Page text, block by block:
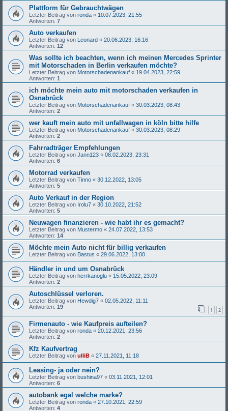
Plattform für Gebrauchtwägen
Letzter Beitrag von ronda « 10.07.2023, 21:55
Antworten: 7
Auto verkaufen
Letzter Beitrag von Leonard « 20.06.2023, 16:16
Antworten: 12
Was sollte ich beachten, wenn ich meinen Mercedes Sprinter
mit Motorschaden in Berlin verkaufen möchte?
Letzter Beitrag von Motorschadenankauf « 19.04.2023, 22:59
Antworten: 1
ich möchte mein auto mit motorschaden verkaufen in
Osnabrück
Letzter Beitrag von Motorschadenankauf « 30.03.2023, 08:43
Antworten: 2
wer kauft mein auto mit unfallwagen in köln bitte hilfe
Letzter Beitrag von Motorschadenankauf « 30.03.2023, 08:29
Antworten: 2
Fahrradträger Empfehlungen
Letzter Beitrag von Jann123 « 08.02.2023, 23:31
Antworten: 6
Motorrad verkaufen
Letzter Beitrag von Tinno « 30.12.2022, 13:05
Antworten: 5
Auto Verkauf in der Region
Letzter Beitrag von Irolu7 « 30.10.2022, 21:52
Antworten: 5
Neuwagen finanzieren - wie habt ihr es gemacht?
Letzter Beitrag von Mustermo « 24.07.2022, 13:53
Antworten: 14
Möchte mein Auto nicht für billig verkaufen
Letzter Beitrag von Bastus « 29.06.2022, 13:00
Händler in und um Osnabrück
Letzter Beitrag von herrkanoglu « 15.05.2022, 23:09
Antworten: 2
Autoschlüssel verloren.
Letzter Beitrag von Hewdig7 « 02.05.2022, 11:11
Antworten: 19 1 2
Firmenauto - wie Kaufpreis aufteilen?
Letzter Beitrag von ronda « 20.12.2021, 23:56
Antworten: 2
Kfz Kaufvertrag
Letzter Beitrag von ulliB « 27.11.2021, 11:18
Leasing- ja oder nein?
Letzter Beitrag von bushina97 « 03.11.2021, 12:01
Antworten: 6
autobank egal welche marke?
Letzter Beitrag von ronda « 27.10.2021, 22:59
Antworten: 4